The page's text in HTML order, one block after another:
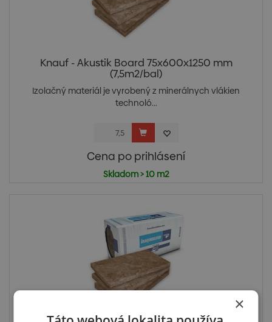
Knauf - Akustik Board 75x600x1250 mm
(7,5m2/bal)
Izolačný materiál je vyrobený z minerálnych vlákien
technoló...
Cena po prihlásení
Skladom > 10 m2
×